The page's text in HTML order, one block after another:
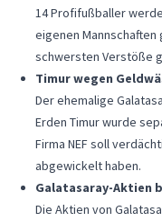
14 Profifußballer
eigenen
schwersten Verstöße
Timur wegen
Der ehemalige
Erden Timur wurde
Firma NEF soll
abgewickelt haben.
Galatasaray-Aktien
Die Aktien von